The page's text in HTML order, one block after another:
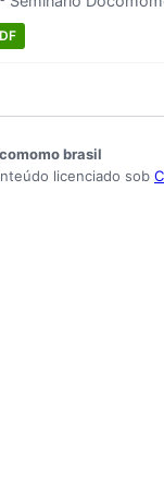
brasil
licenciado sob